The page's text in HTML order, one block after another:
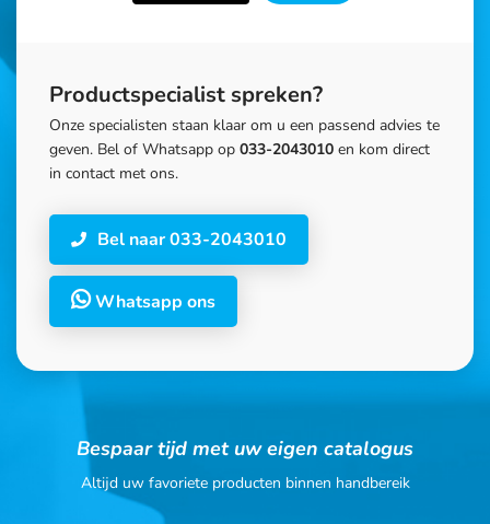
Productspecialist spreken?
Onze specialisten staan klaar om u een passend advies te
geven. Bel of Whatsapp op 033-2043010 en kom direct
in contact met ons.
Bel naar 033-2043010
Whatsapp ons
Bespaar tijd met uw eigen catalogus
Altijd uw favoriete producten binnen handbereik